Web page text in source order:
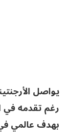
يواصل
رغم تقدمه في
بهدف عالمي